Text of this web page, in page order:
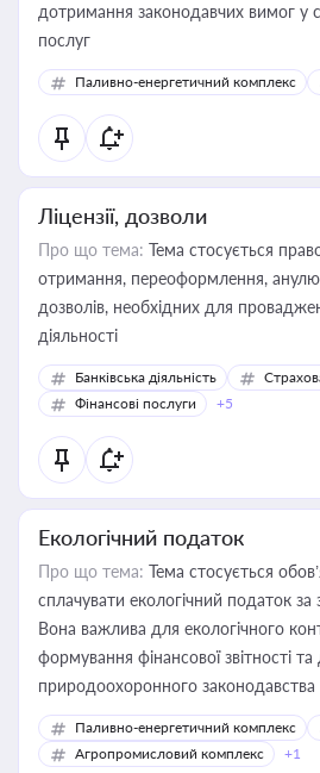
дотримання законодавчих вимог у
послуг
Паливно-енергетичний комплекс
Ліцензії, дозволи
Про що тема: Тема стосується
отримання, переоформлення,
дозволів, необхідних для
діяльності
Банківська діяльність
Фінансові послуги
+5
Екологічний податок
Про що тема: Тема стосується
сплачувати екологічний податок за
Вона важлива для екологічного
формування фінансової звітності
природоохоронного законодавства
Паливно-енергетичний комплекс
Агропромисловий комплекс
+1